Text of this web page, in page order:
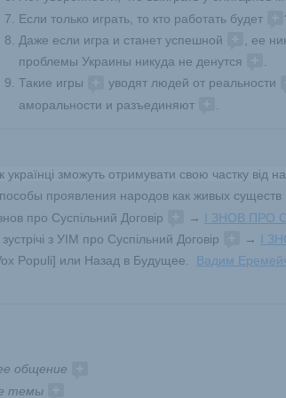
Если только играть, то кто работать будет
Даже если игра и станет успешной
, ее
проблемы Украины никуда не денутся
Такие игры
уводят людей от реальности
аморальности и разъединяют
українці зможуть отримувати свою частку від
проявления народов как живых существ
про Суспільний Договір
→ І ЗНОВ ПРО
зустрічі з УІМ про Суспільний Договір
→ І
Populi] или Назад в Будущее. Вадим
общение
темы